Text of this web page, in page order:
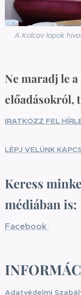
A Kolcov lapok
Ne maradj le
előadásokról,
IRATKOZZ FEL
LÉPJ VELÜNK
Keress
médiában is:
Facebook
Adatvédelmi